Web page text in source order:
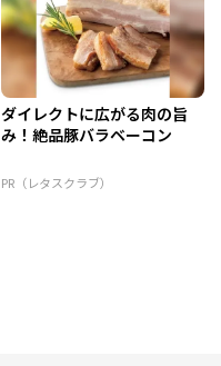
ダイレクトに広がる肉の旨
み！絶品豚バラベーコン
PR（レタスクラブ）